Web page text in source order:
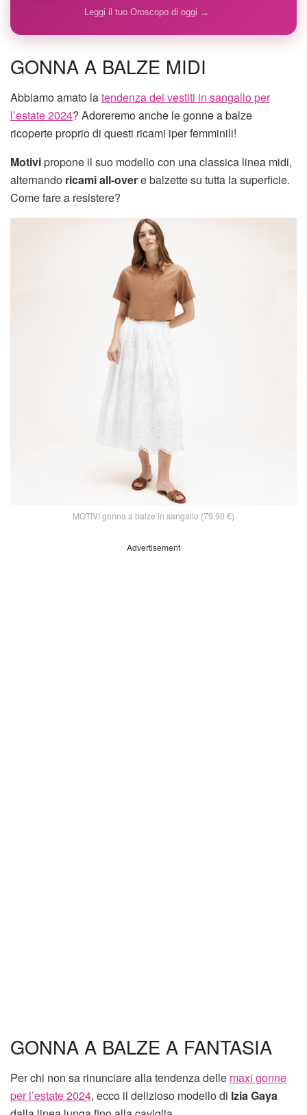
Leggi il tuo Oroscopo di oggi →
GONNA A BALZE MIDI
Abbiamo amato latendenza dei vestiti in sangallo per
l’estate 2024? Adoreremo anche le gonne a balze
ricoperte proprio di questi ricami iper femminili!
Motivipropone il suo modello con una classica linea midi,
alternando ricami all-overe balzette su tutta la superficie.
Come fare a resistere?
MOTIVI gonna a balze in sangallo (79,90 €)
Advertisement
GONNA A BALZE A FANTASIA
Per chi non sa rinunciare alla tendenza delle maxi gonne
per l’estate 2024, ecco il delizioso modello di Izia Gaya